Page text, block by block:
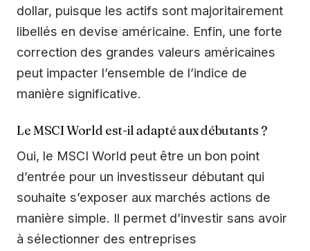
dollar, puisque les actifs sont majoritairement
libellés en devise américaine. Enfin, une forte
correction des grandes valeurs américaines
peut impacter l’ensemble de l’indice de
manière significative.
Le MSCI World est-il adapté aux débutants ?
Oui, le MSCI World peut être un bon point
d’entrée pour un investisseur débutant qui
souhaite s’exposer aux marchés actions de
manière simple. Il permet d’investir sans avoir
à sélectionner des entreprises